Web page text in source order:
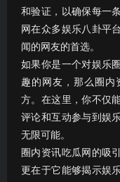
和验证，以确保每一
网在众多娱乐八卦平
闻的网友的首选。
如果你是一个对娱乐
趣的网友，那么圈内
方。在这里，你不仅
评论和互动参与到娱
无限可能。
圈内资讯吃瓜网的吸
更在于它能够揭示娱